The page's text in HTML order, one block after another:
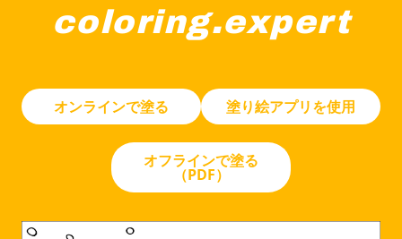
coloring.expert
オンラインで塗る
塗り絵アプリを使用
オフラインで塗る
（PDF）